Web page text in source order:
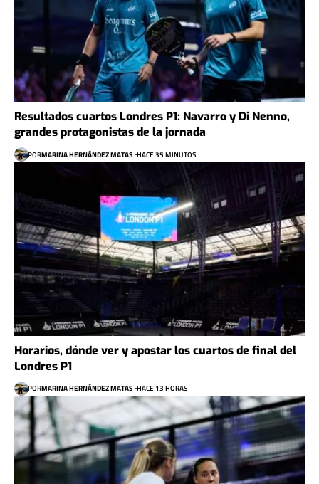
Resultados cuartos Londres P1: Navarro y Di Nenno,
grandes protagonistas de la jornada
PORMARINA HERNÁNDEZ MATAS HACE 35 MINUTOS
Horarios, dónde ver y apostar los cuartos de final del
Londres P1
PORMARINA HERNÁNDEZ MATAS HACE 13 HORAS